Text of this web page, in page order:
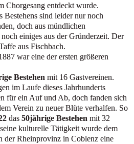
Chorgesang entdeckt wurde.
Bestehens sind leider nur noch
doch aus mündlichen
einiges aus der Gründerzeit. Der
aus Fischbach.
war eine der ersten größeren
Bestehen mit 16 Gastvereinen.
im Laufe dieses Jahrhunderts
für ein Auf und Ab, doch fanden sich
Verein zu neuer Blüte verhalfen. So
das 50jährige Bestehen mit 32
kulturelle Tätigkeit wurde dem
der Rheinprovinz in Coblenz eine